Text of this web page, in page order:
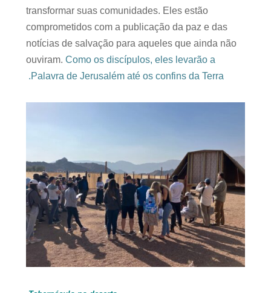
transformar suas comunidades. Eles estão
comprometidos com a publicação da paz e das
notícias de salvação para aqueles que ainda não
ouviram. Como os discípulos, eles levarão a
Palavra de Jerusalém até os confins da Terra.